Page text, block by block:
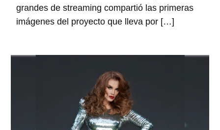
grandes de streaming compartió las primeras
imágenes del proyecto que lleva por […]